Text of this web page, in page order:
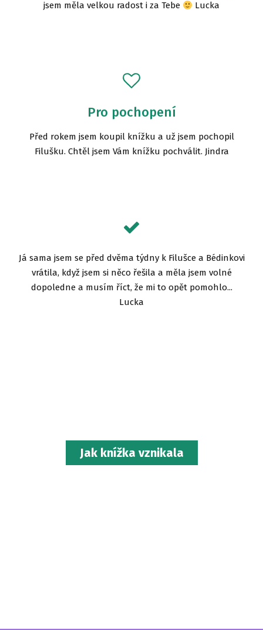
jsem měla velkou radost i za Tebe
Lucka
Pro pochopení
Před rokem jsem koupil knížku a už jsem pochopil
Filušku. Chtěl jsem Vám knížku pochválit. Jindra
Já sama jsem se před dvěma týdny k Filušce a Bédinkovi
vrátila, když jsem si něco řešila a měla jsem volné
dopoledne a musím říct, že mi to opět pomohlo...
Lucka
Jak knížka vznikala